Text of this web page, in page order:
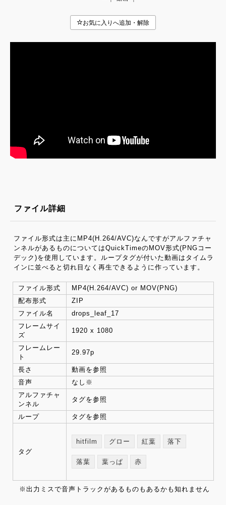
ファイル詳細
ファイル形式は主にMP4(H.264/AVC)なんですがアルファチャ
ンネルがあるものについてはQuickTimeのMOV形式(PNGコー
デック)を使用しています。ループタグが付いた動画はタイムラ
インに並べると切れ目なく再生できるように作っています。
ファイル形式
MP4(H.264/AVC) or MOV(PNG)
配布形式
ZIP
ファイル名
drops_leaf_17
フレームサイ
ズ
1920 x 1080
フレームレー
ト
29.97p
長さ
動画を参照
音声
なし※
アルファチャ
ンネル
タグを参照
ループ タグを参照
タグ
hitfilm グロー 紅葉 落下
落葉 葉っぱ 赤
※出力ミスで音声トラックがあるものもあるかも知れません